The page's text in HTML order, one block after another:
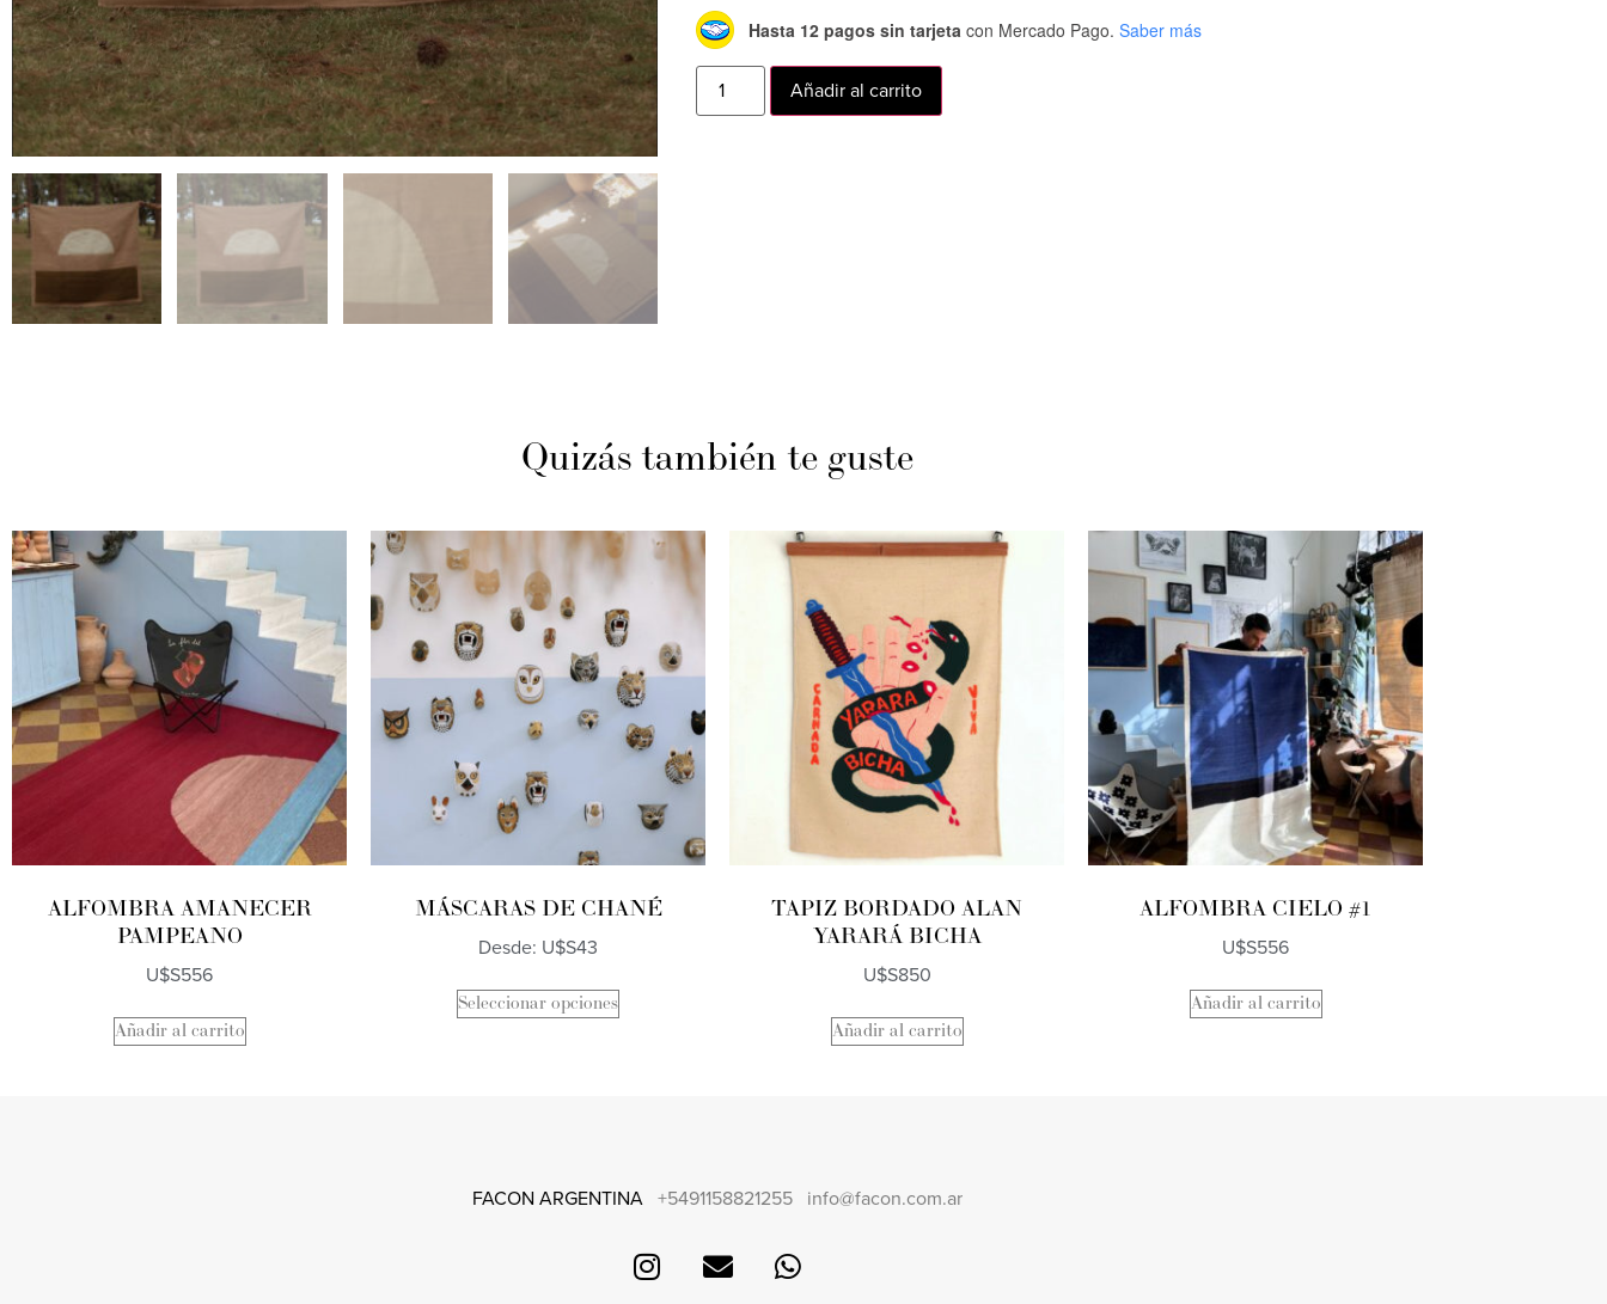
Hasta 12 pagos sin tarjeta con Mercado Pago. Saber más
Añadir al carrito
Quizás también te guste
ALFOMBRA AMANECER
PAMPEANO
U$S556
Añadir al carrito
MÁSCARAS DE CHANÉ
Desde: U$S43
Seleccionar opciones
TAPIZ BORDADO ALAN
YARARÁ BICHA
U$S850
Añadir al carrito
ALFOMBRA CIELO #1
U$S556
Añadir al carrito
FACON ARGENTINA +5491158821255 info@facon.com.ar